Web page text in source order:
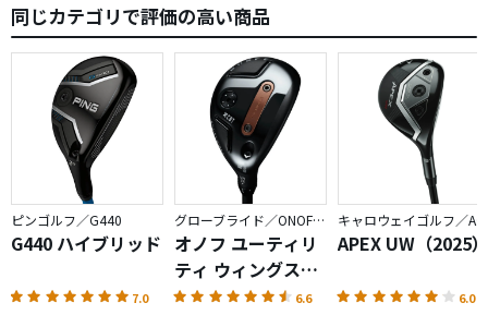
これなら、21/18°も武器になりそう。
中古もあまり出回っていないので、多少高くても譲ってくれ
ないかな。
カーボンクラウンも控えめで、見た目も良い。
同じカテゴリで評価の高い商品
ピンゴルフ／G440
G440 ハイブリッド
7.0
グローブライド／ONOFF AKA
オノフ ユーティリ
ティ ウィングス
AKA（2026）
6.6
APEX UW（2025）
6.0